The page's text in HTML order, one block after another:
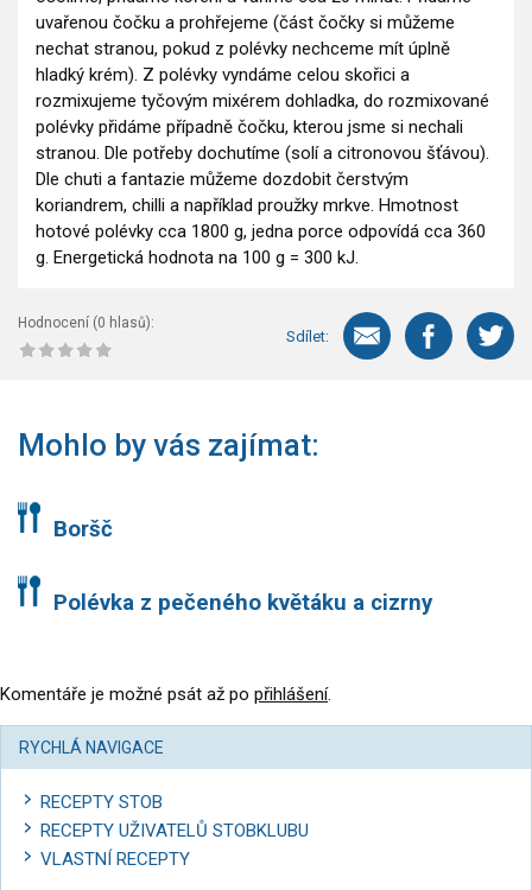
uvařenou čočku a prohřejeme (část čočky si můžeme
nechat stranou, pokud z polévky nechceme mít úplně
hladký krém). Z polévky vyndáme celou skořici a
rozmixujeme tyčovým mixérem dohladka, do rozmixované
polévky přidáme případně čočku, kterou jsme si nechali
stranou. Dle potřeby dochutíme (solí a citronovou šťávou).
Dle chuti a fantazie můžeme dozdobit čerstvým
koriandrem, chilli a například proužky mrkve. Hmotnost
hotové polévky cca 1800 g, jedna porce odpovídá cca 360
g. Energetická hodnota na 100 g = 300 kJ.
Hodnocení (0 hlasů):
Sdílet:
Mohlo by vás zajímat:
Boršč
Polévka z pečeného květáku a cizrny
Komentáře je možné psát až po přihlášení.
RYCHLÁ NAVIGACE
RECEPTY STOB
RECEPTY UŽIVATELŮ STOBKLUBU
VLASTNÍ RECEPTY